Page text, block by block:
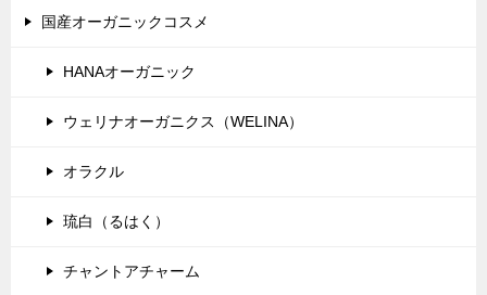
シ
国産オーガニックコスメ
HANAオーガニック
ウェリナオーガニクス（WELINA）
オラクル
琉白（るはく）
チャントアチャーム